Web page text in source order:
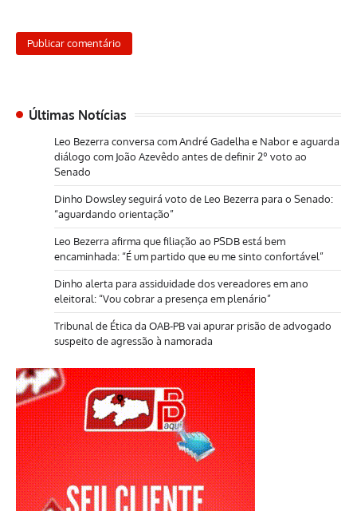
Últimas Notícias
Leo Bezerra conversa com André Gadelha e Nabor e aguarda
diálogo com João Azevêdo antes de definir 2º voto ao
Senado
Dinho Dowsley seguirá voto de Leo Bezerra para o Senado:
“aguardando orientação”
Leo Bezerra afirma que filiação ao PSDB está bem
encaminhada: “É um partido que eu me sinto confortável”
Dinho alerta para assiduidade dos vereadores em ano
eleitoral: “Vou cobrar a presença em plenário”
Tribunal de Ética da OAB-PB vai apurar prisão de advogado
suspeito de agressão à namorada